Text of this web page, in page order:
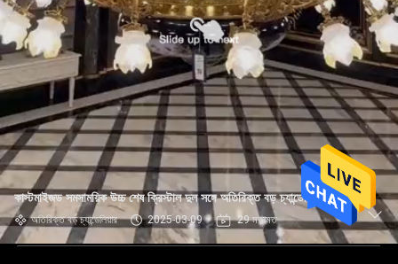
কাস্টমাইজড সমসাময়িক উচ্চ শেষ ক্রিস্টাল দুল সঙ্গে অতিরিক্ত বড় চ্যান্ডেলিয়ার
অতিরিক্ত বড় চ্যান্ডেলিয়ার 2025-03-09 29 মতামত